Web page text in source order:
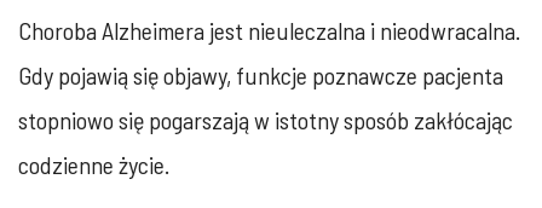
Choroba Alzheimera jest nieuleczalna i nieodwracalna.
Gdy pojawią się objawy, funkcje poznawcze pacjenta
stopniowo się pogarszają w istotny sposób zakłócając
codzienne życie.